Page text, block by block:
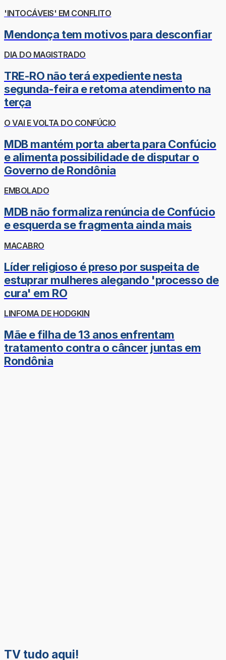
'INTOCÁVEIS' EM CONFLITO
Mendonça tem motivos para desconfiar
DIA DO MAGISTRADO
TRE-RO não terá expediente nesta
segunda-feira e retoma atendimento na
terça
O VAI E VOLTA DO CONFÚCIO
MDB mantém porta aberta para Confúcio
e alimenta possibilidade de disputar o
Governo de Rondônia
EMBOLADO
MDB não formaliza renúncia de Confúcio
e esquerda se fragmenta ainda mais
MACABRO
Líder religioso é preso por suspeita de
estuprar mulheres alegando 'processo de
cura' em RO
LINFOMA DE HODGKIN
Mãe e filha de 13 anos enfrentam
tratamento contra o câncer juntas em
Rondônia
TV tudo aqui!